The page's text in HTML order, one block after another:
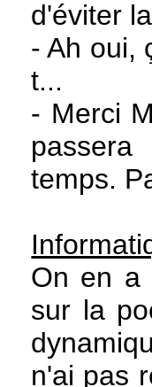
d'éviter
- Ah oui,
t...
- Merci
temps.
On en a
sur la
n'ai pas